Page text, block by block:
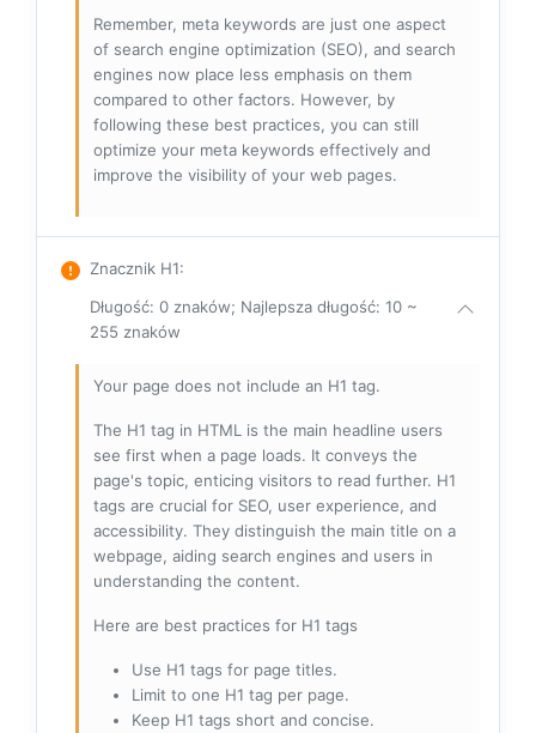
Remember, meta keywords are just one aspect
of search engine optimization (SEO), and search
engines now place less emphasis on them
compared to other factors. However, by
following these best practices, you can still
optimize your meta keywords effectively and
improve the visibility of your web pages.
Znacznik H1:
Długość: 0 znaków; Najlepsza długość: 10 ~
255 znaków
Your page does not include an H1 tag.
The H1 tag in HTML is the main headline users
see first when a page loads. It conveys the
page's topic, enticing visitors to read further. H1
tags are crucial for SEO, user experience, and
accessibility. They distinguish the main title on a
webpage, aiding search engines and users in
understanding the content.
Here are best practices for H1 tags
Use H1 tags for page titles.
Limit to one H1 tag per page.
Keep H1 tags short and concise.